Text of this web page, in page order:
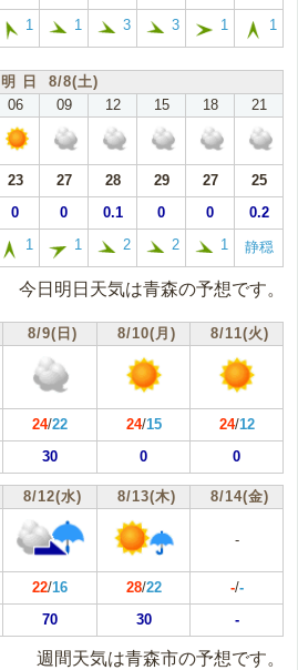
1 1 3 3 1 1
明 日 8/8(土)
06 09 12 15 18 21
23 27 28 29 27
25
0 0 0.1 0 0 0.2
1 1 2 2 1 静穏
今日明日天気は青森の予想です。
8/9(日) 8/10(月) 8/11(火)
24/22 24/15 24/12
30 0 0
8/12(水) 8/13(木) 8/14(金)
-
22/16 28/22 -/-
70 30 -
週間天気は青森市の予想です。